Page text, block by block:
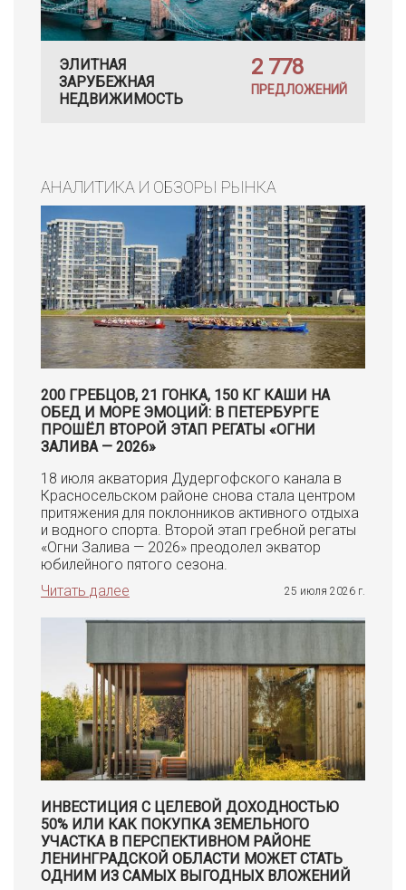
ЭЛИТНАЯ
ЗАРУБЕЖНАЯ
НЕДВИЖИМОСТЬ
2 778
ПРЕДЛОЖЕНИЙ
АНАЛИТИКА И ОБЗОРЫ РЫНКА
200 ГРЕБЦОВ, 21 ГОНКА, 150 КГ КАШИ НА
ОБЕД И МОРЕ ЭМОЦИЙ: В ПЕТЕРБУРГЕ
ПРОШЁЛ ВТОРОЙ ЭТАП РЕГАТЫ «ОГНИ
ЗАЛИВА — 2026»
18 июля акватория Дудергофского канала в
Красносельском районе снова стала центром
притяжения для поклонников активного отдыха
и водного спорта. Второй этап гребной регаты
«Огни Залива — 2026» преодолел экватор
юбилейного пятого сезона.
Читать далее
25 июля 2026 г.
ИНВЕСТИЦИЯ С ЦЕЛЕВОЙ ДОХОДНОСТЬЮ
50% ИЛИ КАК ПОКУПКА ЗЕМЕЛЬНОГО
УЧАСТКА В ПЕРСПЕКТИВНОМ РАЙОНЕ
ЛЕНИНГРАДСКОЙ ОБЛАСТИ МОЖЕТ СТАТЬ
ОДНИМ ИЗ САМЫХ ВЫГОДНЫХ ВЛОЖЕНИЙ